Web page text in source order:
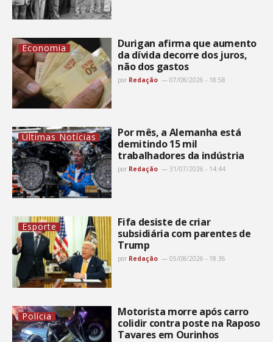
Economia
Durigan afirma que aumento
da dívida decorre dos juros,
não dos gastos
por Redação 07/08/2026 - 18:58
Últimas Notícias
Por mês, a Alemanha está
demitindo 15 mil
trabalhadores da indústria
por Redação 31/07/2026 - 14:44
Esporte
Fifa desiste de criar
subsidiária com parentes de
Trump
por Redação 05/08/2026 - 18:36
Polícia
Motorista morre após carro
colidir contra poste na Raposo
Tavares em Ourinhos